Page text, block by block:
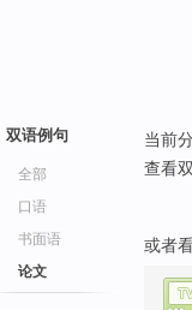
双语例句
全部
口语
书面语
论文
当前
查看
或者